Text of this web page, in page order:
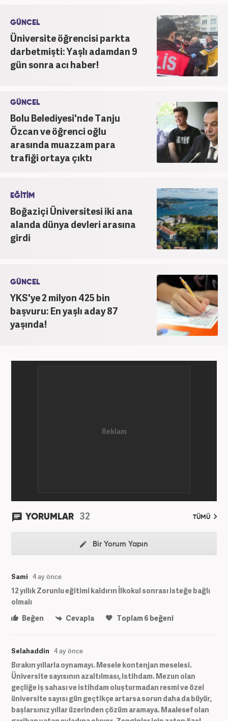
Editörü kariyerine devam etmektedir.
GÜNCEL
Üniversite öğrencisi parkta
darbetmişti: Yaşlı adamdan 9
gün sonra acı haber!
GÜNCEL
Bolu Belediyesi'nde Tanju
Özcan ve öğrenci oğlu
arasında muazzam para
trafiği ortaya çıktı
EĞİTİM
Boğaziçi Üniversitesi iki ana
alanda dünya devleri arasına
girdi
GÜNCEL
YKS'ye 2 milyon 425 bin
başvuru: En yaşlı aday 87
yaşında!
YORUMLAR 32 TÜMÜ
Bir Yorum Yapın
Sami 4 ay önce
12 yıllık Zorunlu eğitimi kaldırın İlkokul sonrası isteğe bağlı
olmalı
Beğen
Cevapla Toplam6 beğeni
Selahaddin 4 ay önce
Bırakın yıllarla oynamayı. Mesele kontenjan meselesi.
Üniversite sayısının azaltılması, istihdam. Mezun olan
geçliğe iş sahası ve istihdam oluşturmadan resmi ve özel
üniversite sayısı gün geçtikçe artarsa sorun daha da büyür,
başlarsınız yıllar üzerinden çözüm aramaya. Maalesef olan